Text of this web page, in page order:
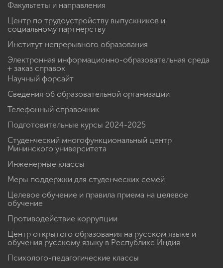
Факультеты и направления
Центр по трудоустройству выпускников и
социальному партнерству
Институт непрерывного образования
Электронная информационно-образовательная среда
+ заказ справок
Научный форсайт
Сведения об образовательной организации
Телефонный справочник
Подготовительные курсы 2024-2025
Студенческий многофункциональный центр
Мининского университета
Инженерные классы
Меры поддержки для студенческих семей
Целевое обучение и правила приема на целевое
обучение
Противодействие коррупции
Центр открытого образования на русском языке и
обучения русскому языку в Республике Индия
Психолого-педагогические классы